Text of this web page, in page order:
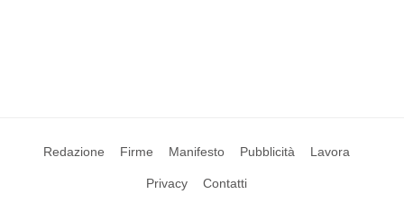
Redazione Firme Manifesto Pubblicità Lavora
Privacy Contatti